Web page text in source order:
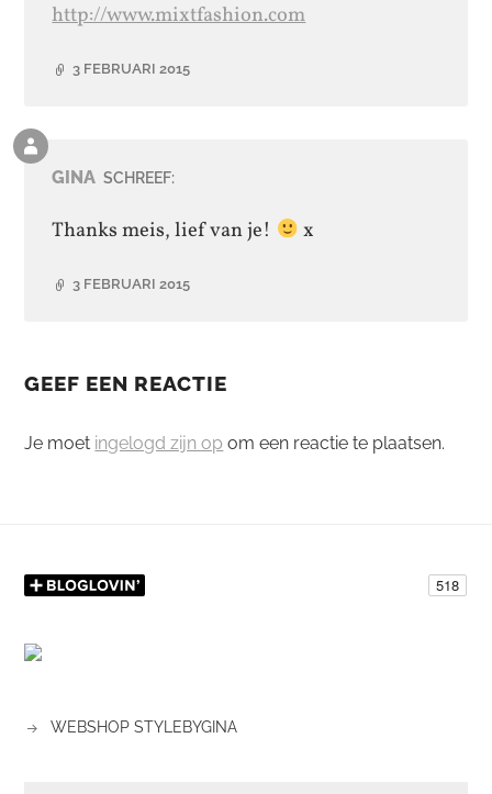
http://www.mixtfashion.com
3 FEBRUARI 2015
Reactie
vanGINA SCHREEF:
Thanks meis, lief van je! x
3 FEBRUARI 2015
GEEF EEN REACTIE
Je moet ingelogd zijn op om een reactie te plaatsen.
WEBSHOP STYLEBYGINA